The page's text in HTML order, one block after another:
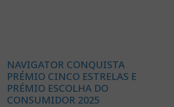
NAVIGATOR CONQUISTA
PRÉMIO CINCO ESTRELAS E
PRÉMIO ESCOLHA DO
CONSUMIDOR 2025